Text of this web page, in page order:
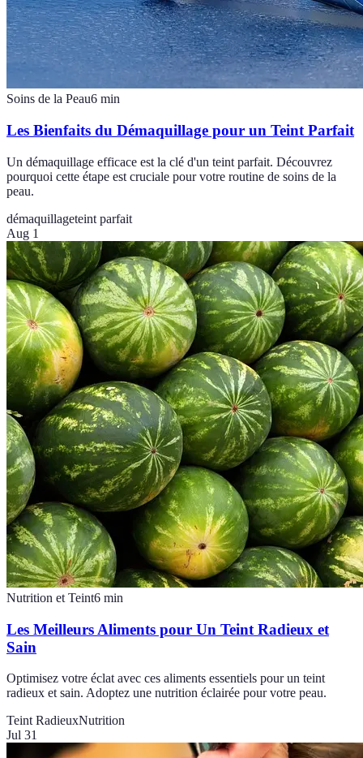
Soins de la Peau6 min
Les Bienfaits du Démaquillage pour un Teint Parfait
Un démaquillage efficace est la clé d'un teint parfait. Découvrez
pourquoi cette étape est cruciale pour votre routine de soins de la
peau.
démaquillageteint parfait
Aug 1
Nutrition et Teint6 min
Les Meilleurs Aliments pour Un Teint Radieux et
Sain
Optimisez votre éclat avec ces aliments essentiels pour un teint
radieux et sain. Adoptez une nutrition éclairée pour votre peau.
Teint RadieuxNutrition
Jul 31